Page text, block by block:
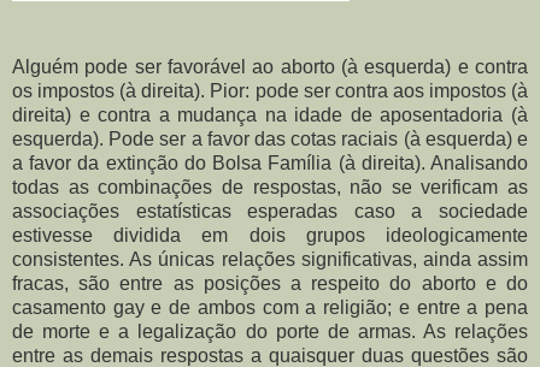
Alguém pode ser favorável ao aborto (à esquerda) e contra
os impostos (à direita). Pior: pode ser contra aos impostos (à
direita) e contra a mudança na idade de aposentadoria (à
esquerda). Pode ser a favor das cotas raciais (à esquerda) e
a favor da extinção do Bolsa Família (à direita). Analisando
todas as combinações de respostas, não se verificam as
associações estatísticas esperadas caso a sociedade
estivesse dividida em dois grupos ideologicamente
consistentes. As únicas relações significativas, ainda assim
fracas, são entre as posições a respeito do aborto e do
casamento gay e de ambos com a religião; e entre a pena
de morte e a legalização do porte de armas. As relações
entre as demais respostas a quaisquer duas questões são